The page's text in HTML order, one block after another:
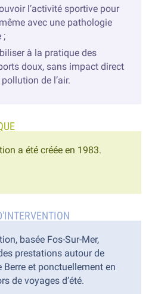
l’activité sportive pour
avec une pathologie
;
à la pratique des
doux, sans impact direct
de l’air.
a été créée en 1983.
basée Fos-Sur-Mer,
prestations autour de
Berre et ponctuellement en
de voyages d’été.